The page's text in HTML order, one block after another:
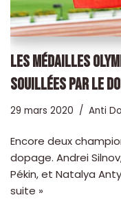
LES MÉDAILLES
SOUILLÉES PAR LE
29 mars 2020 Anti
Encore deux
dopage. Andrei
Pékin, et Natalya
suite »